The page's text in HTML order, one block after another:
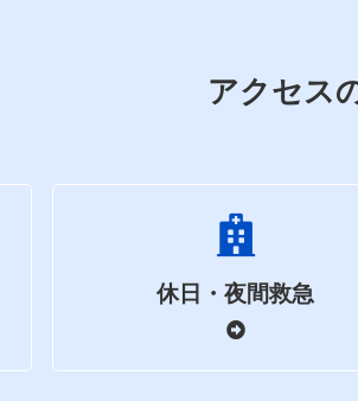
アクセス
休日・夜間救急